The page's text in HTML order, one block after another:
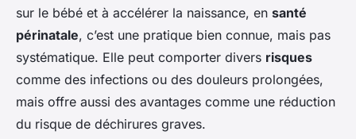
sur le bébé et à accélérer la naissance, en santé
périnatale, c’est une pratique bien connue, mais pas
systématique. Elle peut comporter divers risques
comme des infections ou des douleurs prolongées,
mais offre aussi des avantages comme une réduction
du risque de déchirures graves.